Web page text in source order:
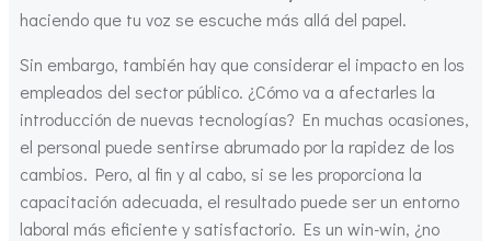
haciendo que tu voz se escuche más allá del papel.
Sin embargo, también hay que considerar el impacto en los
empleados del sector público. ¿Cómo va a afectarles la
introducción de nuevas tecnologías? En muchas ocasiones,
el personal puede sentirse abrumado por la rapidez de los
cambios. Pero, al fin y al cabo, si se les proporciona la
capacitación adecuada, el resultado puede ser un entorno
laboral más eficiente y satisfactorio. Es un win-win, ¿no